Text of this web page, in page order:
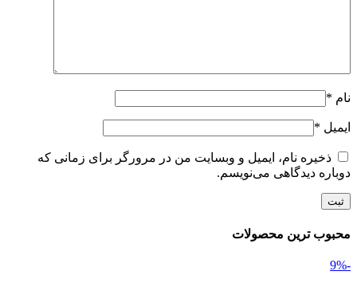
نام *
ایمیل *
ذخیره نام، ایمیل و وبسایت من در مرورگر برای زمانی که
دوباره دیدگاهی می‌نویسم.
محبوب ترین محصولات
-9%